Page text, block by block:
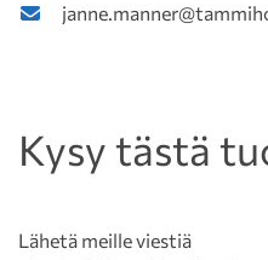
Kysy tästä
Lähetä meille viestiä